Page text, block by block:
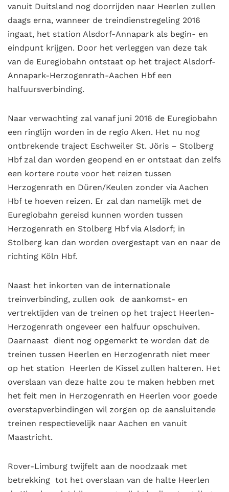
vanuit Duitsland nog doorrijden naar Heerlen zullen
daags erna, wanneer de treindienstregeling 2016
ingaat, het station Alsdorf-Annapark als begin- en
eindpunt krijgen. Door het verleggen van deze tak
van de Euregiobahn ontstaat op het traject Alsdorf-
Annapark-Herzogenrath-Aachen Hbf een
halfuursverbinding.
Naar verwachting zal vanaf juni 2016 de Euregiobahn
een ringlijn worden in de regio Aken. Het nu nog
ontbrekende traject Eschweiler St. Jöris – Stolberg
Hbf zal dan worden geopend en er ontstaat dan zelfs
een kortere route voor het reizen tussen
Herzogenrath en Düren/Keulen zonder via Aachen
Hbf te hoeven reizen. Er zal dan namelijk met de
Euregiobahn gereisd kunnen worden tussen
Herzogenrath en Stolberg Hbf via Alsdorf; in
Stolberg kan dan worden overgestapt van en naar de
richting Köln Hbf.
Naast het inkorten van de internationale
treinverbinding, zullen ook de aankomst- en
vertrektijden van de treinen op het traject Heerlen-
Herzogenrath ongeveer een halfuur opschuiven.
Daarnaast dient nog opgemerkt te worden dat de
treinen tussen Heerlen en Herzogenrath niet meer
op het station Heerlen de Kissel zullen halteren. Het
overslaan van deze halte zou te maken hebben met
het feit men in Herzogenrath en Heerlen voor goede
overstapverbindingen wil zorgen op de aansluitende
treinen respectievelijk naar Aachen en vanuit
Maastricht.
Rover-Limburg twijfelt aan de noodzaak met
betrekking tot het overslaan van de halte Heerlen